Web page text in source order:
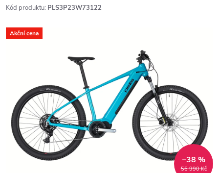
Kód produktu: PLS3P23W73122
Akční cena
56 990 Kč
–38 %